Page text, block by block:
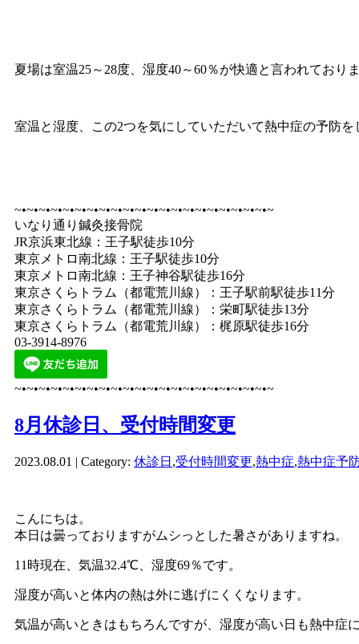
夏場は室温25～28度、湿度40～60％が快適と言われており
室温と湿度、この2つを気にしていただいて熱中症の予防を
~•~•~•~•~•~•~•~•~•~•~•~•~•~•~•~•~•~•~•~•~•~
いなり通り鍼灸接骨院
JR京浜東北線：王子駅徒歩10分
東京メトロ南北線：王子駅徒歩10分
東京メトロ南北線：王子神谷駅徒歩16分
東京さくらトラム（都電荒川線）：王子駅前駅徒歩11分
東京さくらトラム（都電荒川線）：栄町駅徒歩13分
東京さくらトラム（都電荒川線）：梶原駅徒歩16分
03-3914-8976
~•~•~•~•~•~•~•~•~•~•~•~•~•~•~•~•~•~•~•~•~•~
8月休診日、受付時間変更
2023.08.01 | Category: 休診日 ,受付時間変更,熱中症,熱中症予
こんにちは。
本日は曇っておりますがムシっとした暑さがありますね。
11時現在、気温32.4℃、湿度69％です。
湿度が高いと体内の熱は外に逃げにくくなります。
気温が高いときはもちろんですが、湿度が高い日も熱中症